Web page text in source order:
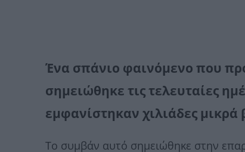
Ένα σπάνιο φαινόμενο που
σημειώθηκε τις τελευταίες
εμφανίστηκαν χιλιάδες
Το συμβάν αυτό σημειώθηκε στην